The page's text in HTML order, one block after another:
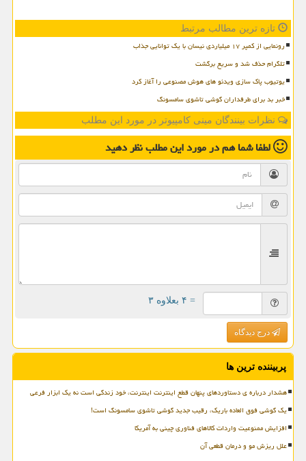
تازه ترین مطالب مرتبط
رونمایی از کمپر ۱۷ میلیاردی نیسان با یک توانایی جذاب
تلگرام حذف شد و سریع برگشت
یوتیوب پاک سازی ویدئو های هوش مصنوعی را آغاز کرد
خبر بد برای طرفداران گوشی تاشوی سامسونگ
نظرات بینندگان مینی کامپیوتر در مورد این مطلب
لطفا شما همدر مورد این مطلبنظر دهید
= ۴ بعلاوه ۳
درج دیدگاه
پربیننده ترین ها
هشدار درباره ی دستاوردهای پنهان قطع اینترنت اینترنت، خود زندگی است نه یک ابزار فرعی
یک گوشی فوق العاده باریک، رقیب جدید گوشی تاشوی سامسونگ است!
افزایش ممنوعیت واردات کالاهای فناوری چینی به آمریکا
علل ریزش مو و درمان قطعی آن